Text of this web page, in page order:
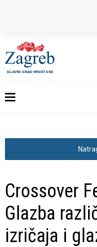
GLAVNI GRAD HRVATSKE
Crossover
Glazba
izričaja i